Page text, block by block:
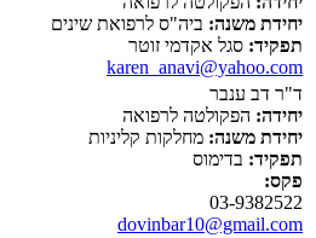
יחידת משנה: ביה"ס לרפואת שינים
תפקיד: סגל אקדמי זוטר
karen_anavi@yahoo.com
ד"ר דב ענבר
יחידה: הפקולטה לרפואה
יחידת משנה: מחלקות קליניות
תפקיד: בדימוס
פקס:
03-9382522
dovinbar10@gmail.com